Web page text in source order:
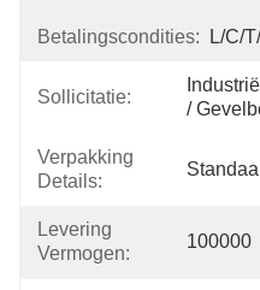
Betalingscondities: L/C/
Sollicitatie:
/
Verpakking
Details:
Levering
Vermogen:
100000